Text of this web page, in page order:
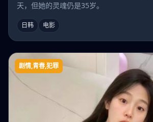
天，但她的灵魂仍是35岁。
日韩 电影
穷街公主
剧情,青春,犯罪